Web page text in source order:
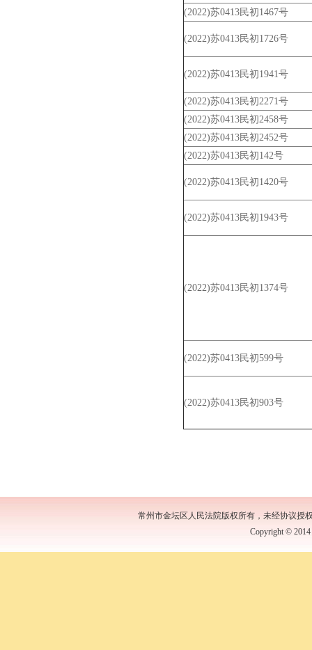
(2022)苏0413民初1467号
(2022)苏0413民初1726号
(2022)苏0413民初1941号
(2022)苏0413民初2271号
(2022)苏0413民初2458号
(2022)苏0413民初2452号
(2022)苏0413民初142号
(2022)苏0413民初1420号
(2022)苏0413民初1943号
(2022)苏0413民初1374号
(2022)苏0413民初599号
(2022)苏0413民初903号
常州市金坛区人民法院版权所有，未经协议授
Copyright © 2014